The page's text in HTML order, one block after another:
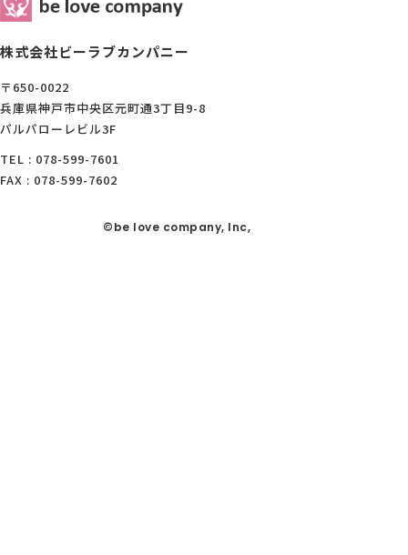
株式会社ビーラブカンパニー
〒650-0022
兵庫県神戸市中央区元町通3丁目9-8
パルパローレビル3F
TEL : 078-599-7601
FAX : 078-599-7602
©be love company, Inc,